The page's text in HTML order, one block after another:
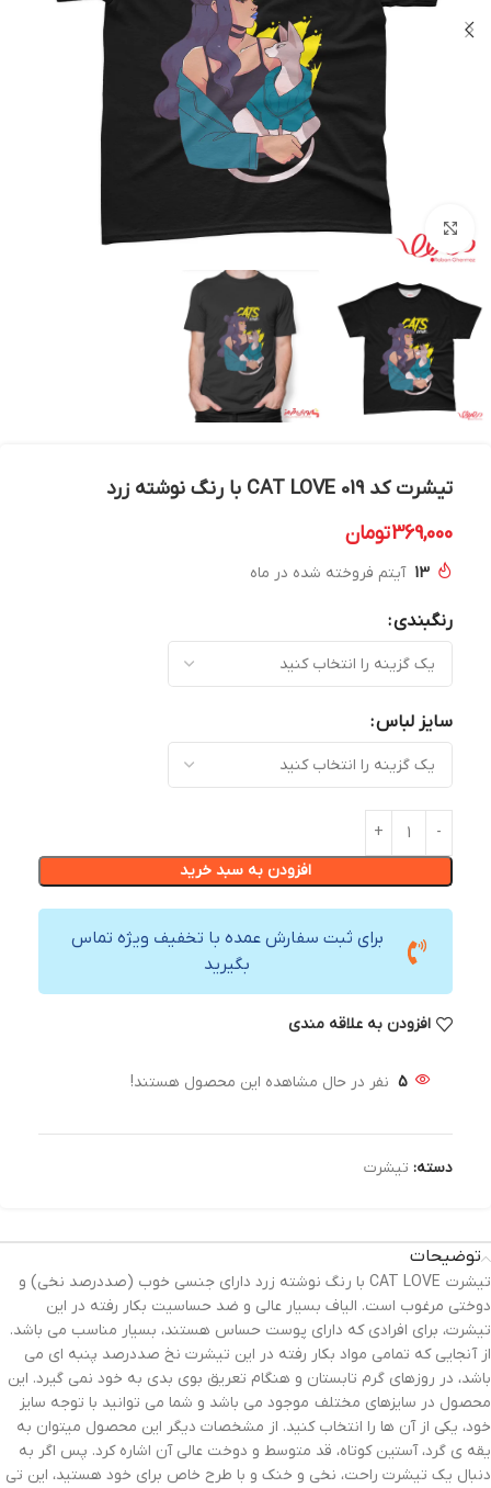
بزرگنمایی تصویر
تیشرت کد 019 CAT LOVE با رنگ نوشته زرد
369,000تومان
13 آیتم فروخته شده در ماه
رنگبندی
سایز لباس
افزودن به سبد خرید
برای ثبت سفارش عمده با تخفیف ویژه تماس
بگیرید
افزودن به علاقه مندی
5 نفر در حال مشاهده این محصول هستند!
دسته: تیشرت
توضیحات
تیشرت CAT LOVE با رنگ نوشته زرد دارای جنسی خوب (صددرصد نخی) و
دوختی مرغوب است. الیاف بسیار عالی و ضد حساسیت بکار رفته در این
تیشرت، برای افرادی که دارای پوست حساس هستند، بسیار مناسب می باشد.
از آنجایی که تمامی مواد بکار رفته در این تیشرت نخ صددرصد پنبه ای می
باشد، در روزهای گرم تابستان و هنگام تعریق بوی بدی به خود نمی گیرد. این
محصول در سایزهای مختلف موجود می باشد و شما می توانید با توجه سایز
خود، یکی از آن ها را انتخاب کنید. از مشخصات دیگر این محصول میتوان به
یقه ی گرد، آستین کوتاه، قد متوسط و دوخت عالی آن اشاره کرد. پس اگر به
دنبال یک تیشرت راحت، نخی و خنک و با طرح خاص برای خود هستید، این تی